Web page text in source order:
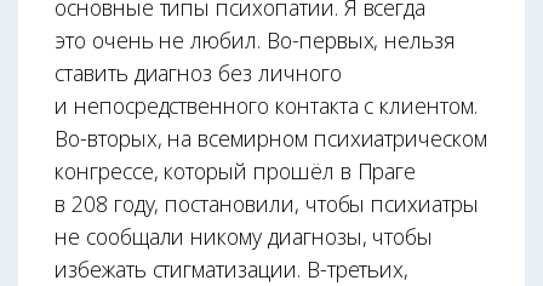
основные типы психопатии. Я всегда
это очень не любил. Во-первых, нельзя
ставить диагноз без личного
и непосредственного контакта с клиентом.
Во-вторых, на всемирном психиатрическом
конгрессе, который прошёл в Праге
в 208 году, постановили, чтобы психиатры
не сообщали никому диагнозы, чтобы
избежать стигматизации. В-третьих,